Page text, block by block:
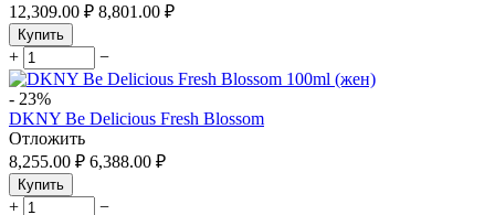
12,309.00 ₽ 8,801.00 ₽
Купить
+ −
- 23%
DKNY Be Delicious Fresh Blossom
Отложить
8,255.00 ₽ 6,388.00 ₽
Купить
+ −